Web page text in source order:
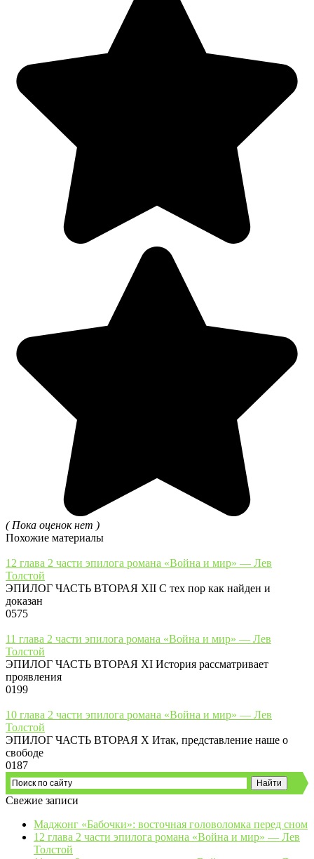
( Пока оценок нет )
Похожие материалы
12 глава 2 части эпилога романа «Война и мир» — Лев
Толстой
ЭПИЛОГ ЧАСТЬ ВТОРАЯ XII С тех пор как найден и
доказан
0575
11 глава 2 части эпилога романа «Война и мир» — Лев
Толстой
ЭПИЛОГ ЧАСТЬ ВТОРАЯ XI История рассматривает
проявления
0199
10 глава 2 части эпилога романа «Война и мир» — Лев
Толстой
ЭПИЛОГ ЧАСТЬ ВТОРАЯ X Итак, представление наше о
свободе
0187
Свежие записи
Маджонг «Бабочки»: восточная головоломка перед сном
12 глава 2 части эпилога романа «Война и мир» — Лев
Толстой